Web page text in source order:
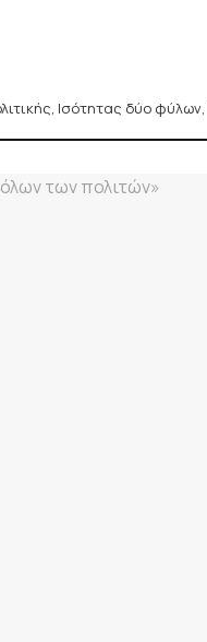
Ισότητας δύο